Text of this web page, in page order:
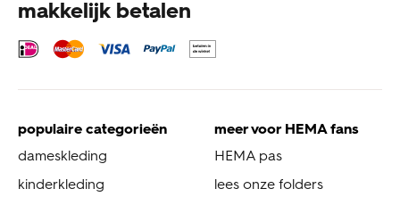
makkelijk betalen
populaire categorieën
dameskleding
kinderkleding
meer voor HEMA fans
HEMA pas
lees onze folders